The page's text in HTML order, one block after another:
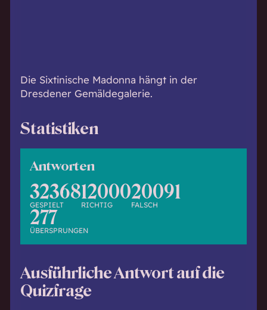
Die Sixtinische Madonna hängt in der
Dresdener Gemäldegalerie.
Statistiken
Antworten
32368
GESPIELT
12000
RICHTIG
20091
FALSCH
277
ÜBERSPRUNGEN
Ausführliche Antwort auf die
Quizfrage